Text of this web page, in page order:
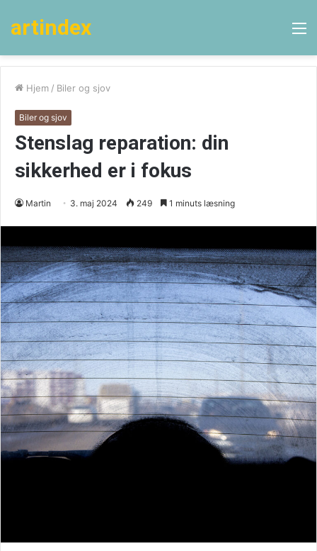
artindex
Hjem / Biler og sjov
Biler og sjov
Stenslag reparation: din
sikkerhed er i fokus
Martin 3. maj 2024 249 1 minuts læsning